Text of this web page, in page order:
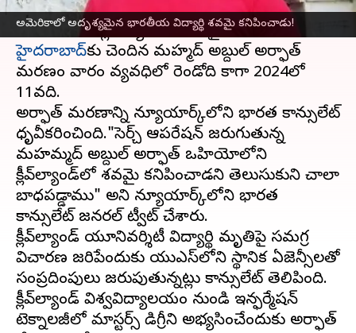
అమెరికాలో అదృశ్యమైన భారతీయ విద్యార్థి శవమై కనిపించాడు!
గత నెల నుంచి అదృశ్యమైన 25ఏళ్ల భారతీయ విద్యార్థి
అమెరికా
హైదరాబాద్‌కు చెందిన మహ్మద్‌ అబ్దుల్‌ అర్ఫాత్‌
మరణం వారం వ్యవధిలో రెండోది కాగా 2024లో
11వది.
అర్ఫాత్ మరణాన్ని న్యూయార్క్‌లోని భారత కాన్సులేట్
ధృవీకరించింది."సెర్చ్ ఆపరేషన్ జరుగుతున్న
మహమ్మద్ అబ్దుల్ అర్ఫాత్ ఒహియోలోని
క్లీవ్‌ల్యాండ్‌లో శవమై కనిపించాడని తెలుసుకుని చాలా
బాధపడ్డాము" అని న్యూయార్క్‌లోని భారత
కాన్సులేట్ జనరల్ ట్వీట్ చేశారు.
క్లీవ్‌ల్యాండ్ యూనివర్శిటీ విద్యార్థి మృతిపై సమగ్ర
విచారణ జరిపేందుకు యుఎస్‌లోని స్థానిక ఏజెన్సీలతో
సంప్రదింపులు జరుపుతున్నట్లు కాన్సులేట్ తెలిపింది.
క్లీవ్‌ల్యాండ్ విశ్వవిద్యాలయం నుండి ఇన్ఫర్మేషన్
టెక్నాలజీలో మాస్టర్స్ డిగ్రీని అభ్యసించేందుకు అర్ఫాత్